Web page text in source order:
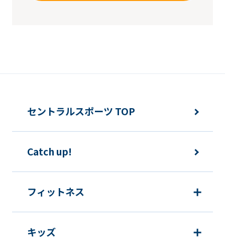
not
an
translation
セントラルスポーツ TOP
Catch up!
フィットネス
キッズ